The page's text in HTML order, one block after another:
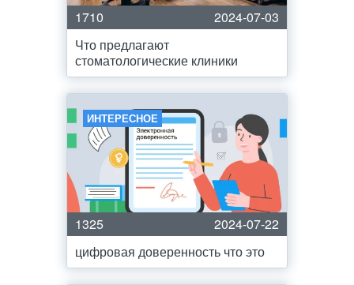
1710
2024-07-03
Что предлагают
стоматологические клиники
ИНТЕРЕСНОЕ
1325
2024-07-22
цифровая доверенность что это